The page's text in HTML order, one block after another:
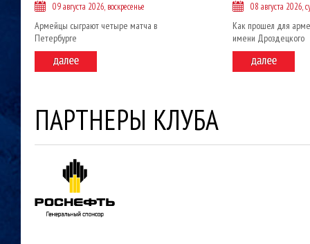
09 августа 2026, воскресенье
Армейцы сыграют четыре матча в
Петербурге
08 августа 2026,
Как прошел для
имени Дроздецкого
ПАРТНЕРЫ КЛУБА